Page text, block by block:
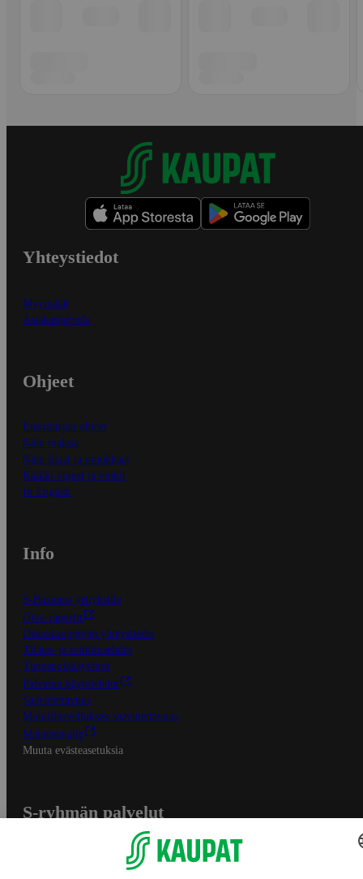
Yhteystiedot
Myymälät
Asiakaspalvelu
Ohjeet
Ensitilaajan ohjeet
Näin maksat
Näin tilaat ja muokkaat
Kaikki ohjeet ja vinkit
In English
Info
S-Business yrityksille
Oiva-raportit
Osuuskauppojen yhteystiedot
Tilaus- ja toimitusehdot
Tietosuojakäytäntö
Palvelun käyttöehdot
Saavutettavuus
Mobiilisovelluksen saavutettavuus
Mainostajalle
Muuta evästeasetuksia
S-ryhmän palvelut